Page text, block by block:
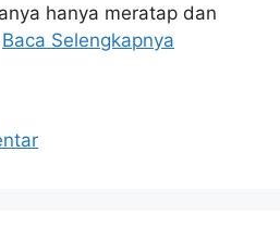
hanya meratap dan
Baca Selengkapnya